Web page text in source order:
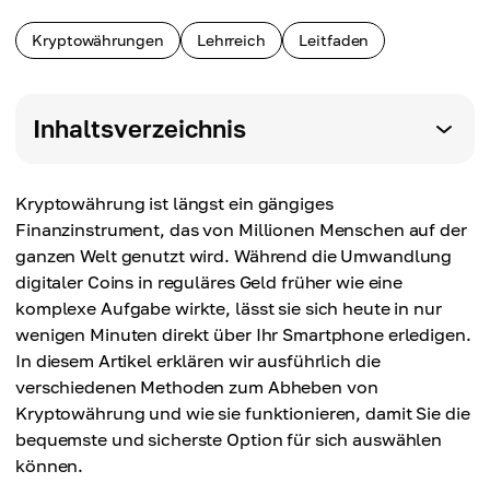
Kryptowährungen Lehrreich Leitfaden
Inhaltsverzeichnis
Kryptowährung ist längst ein gängiges
Finanzinstrument, das von Millionen Menschen auf der
ganzen Welt genutzt wird. Während die Umwandlung
digitaler Coins in reguläres Geld früher wie eine
komplexe Aufgabe wirkte, lässt sie sich heute in nur
wenigen Minuten direkt über Ihr Smartphone erledigen.
In diesem Artikel erklären wir ausführlich die
verschiedenen Methoden zum Abheben von
Kryptowährung und wie sie funktionieren, damit Sie die
bequemste und sicherste Option für sich auswählen
können.